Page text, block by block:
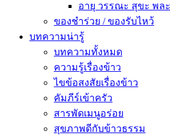
อายุ วรรณะ สุขะ พละ
ของชำร่วย / ของรับไหว้
บทความน่ารู้
บทความทั้งหมด
ความรู้เรื่องข้าว
ไขข้อสงสัยเรื่องข้าว
คัมภีร์เข้าครัว
สารพัดเมนูอร่อย
สุขภาพดีกับข้าวธรรม